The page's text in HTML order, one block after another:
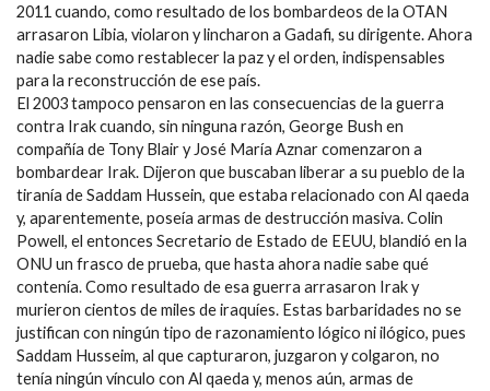
2011 cuando, como resultado de los bombardeos de la OTAN
arrasaron Libia, violaron y lincharon a Gadafi, su dirigente. Ahora
nadie sabe como restablecer la paz y el orden, indispensables
para la reconstrucción de ese país.
El 2003 tampoco pensaron en las consecuencias de la guerra
contra Irak cuando, sin ninguna razón, George Bush en
compañía de Tony Blair y José María Aznar comenzaron a
bombardear Irak. Dijeron que buscaban liberar a su pueblo de la
tiranía de Saddam Hussein, que estaba relacionado con Al qaeda
y, aparentemente, poseía armas de destrucción masiva. Colin
Powell, el entonces Secretario de Estado de EEUU, blandió en la
ONU un frasco de prueba, que hasta ahora nadie sabe qué
contenía. Como resultado de esa guerra arrasaron Irak y
murieron cientos de miles de iraquíes. Estas barbaridades no se
justifican con ningún tipo de razonamiento lógico ni ilógico, pues
Saddam Husseim, al que capturaron, juzgaron y colgaron, no
tenía ningún vínculo con Al qaeda y, menos aún, armas de